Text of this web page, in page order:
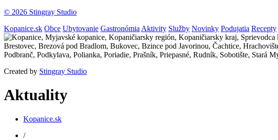
© 2026 Stingray Studio
Kopanice.sk Obce Ubytovanie Gastronómia Aktivity Služby Novinky Podujatia Recepty
Created by Stingray Studio
Aktuality
Kopanice.sk
/